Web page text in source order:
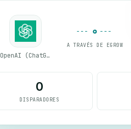
OpenAI (ChatGPT)
A TRAVÉS DE EGROW
0
DISPARADORES